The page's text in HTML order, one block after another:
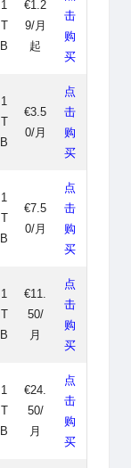
1
T
B
€1.2
9/月
起
击
购
买
1
T
B
€3.5
0/月
点
击
购
买
1
T
B
€7.5
0/月
点
击
购
买
1
T
B
€11.
50/
月
点
击
购
买
1
T
B
€24.
50/
月
点
击
购
买